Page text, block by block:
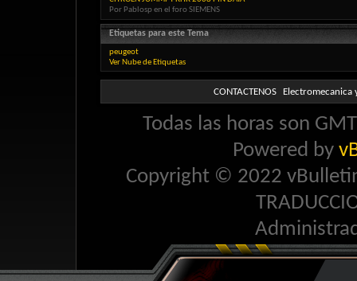
Por Pablosp en el foro SIEMENS
Etiquetas para este Tema
peugeot
Ver Nube de Etiquetas
CONTACTENOS Electromecanica
Todas las horas son
Powered by
Copyright © 2022